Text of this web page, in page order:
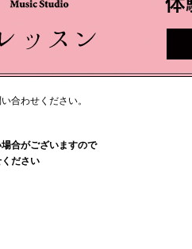
合わせください。
合がございますので
ださい